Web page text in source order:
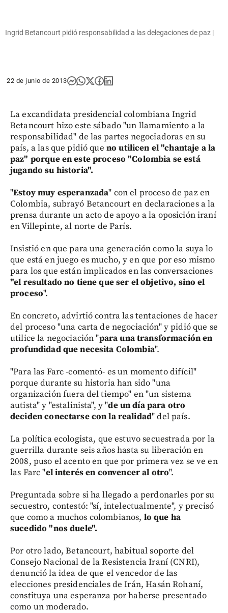
Ingrid Betancourt pidió responsabilidad a las delegaciones de paz |
22 de junio de 2013
La excandidata presidencial colombiana Ingrid
Betancourt hizo este sábado "un llamamiento a la
responsabilidad" de las partes negociadoras en su
país, a las que pidió que no utilicen el "chantaje a la
paz" porque en este proceso "Colombia se está
jugando su historia".
"Estoy muy esperanzada" con el proceso de paz en
Colombia, subrayó Betancourt en declaraciones a la
prensa durante un acto de apoyo a la oposición iraní
en Villepinte, al norte de París.
Insistió en que para una generación como la suya lo
que está en juego es mucho, y en que por eso mismo
para los que están implicados en las conversaciones
"el resultado no tiene que ser el objetivo, sino el
proceso".
En concreto, advirtió contra las tentaciones de hacer
del proceso "una carta de negociación" y pidió que se
utilice la negociación "para una transformación en
profundidad que necesita Colombia".
"Para las Farc -comentó- es un momento difícil"
porque durante su historia han sido "una
organización fuera del tiempo" en "un sistema
autista" y "estalinista", y "de un día para otro
deciden conectarse con la realidad" del país.
La política ecologista, que estuvo secuestrada por la
guerrilla durante seis años hasta su liberación en
2008, puso el acento en que por primera vez se ve en
las Farc "el interés en convencer al otro".
Preguntada sobre si ha llegado a perdonarles por su
secuestro, contestó: "sí, intelectualmente", y precisó
que como a muchos colombianos, lo que ha
sucedido "nos duele".
Por otro lado, Betancourt, habitual soporte del
Consejo Nacional de la Resistencia Iraní (CNRI),
denunció la idea de que el vencedor de las
elecciones presidenciales de Irán, Hasán Rohaní,
constituya una esperanza por haberse presentado
como un moderado.